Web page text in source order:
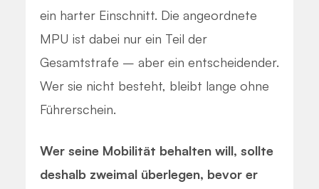
ein harter Einschnitt. Die angeordnete
MPU ist dabei nur ein Teil der
Gesamtstrafe – aber ein entscheidender.
Wer sie nicht besteht, bleibt lange ohne
Führerschein.
Wer seine Mobilität behalten will, sollte
deshalb zweimal überlegen, bevor er